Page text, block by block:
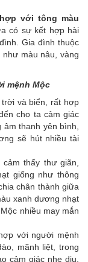
với tông màu
có sự kết hợp hài
Gia đình thuộc
màu nâu, vàng
mệnh Mộc
và biển, rất hợp
cho ta cảm giác
âm thanh yên bình,
sẽ hút nhiều tài
thấy thư giãn,
giống như thông
chân thành giữa
xanh dương nhạt
nhiều may mắn
với người mệnh
mãnh liệt, trong
cảm giác nhẹ dịu,